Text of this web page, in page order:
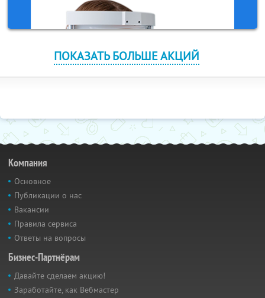
ПОКАЗАТЬ БОЛЬШЕ АКЦИЙ
Компания
Основное
Публикации о нас
Вакансии
Правила сервиса
Ответы на вопросы
Бизнес-Партнёрам
Давайте сделаем акцию!
Заработайте, как Вебмастер